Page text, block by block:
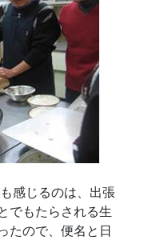
感じるのは、出張
でもたらされる生
たので、便名と日